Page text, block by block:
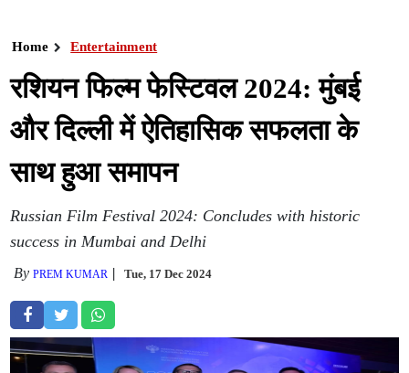
Home Entertainment
रशियन फिल्म फेस्टिवल 2024: मुंबई
और दिल्ली में ऐतिहासिक सफलता के
साथ हुआ समापन
Russian Film Festival 2024: Concludes with historic
success in Mumbai and Delhi
ByPREM KUMAR Tue, 17 Dec 2024